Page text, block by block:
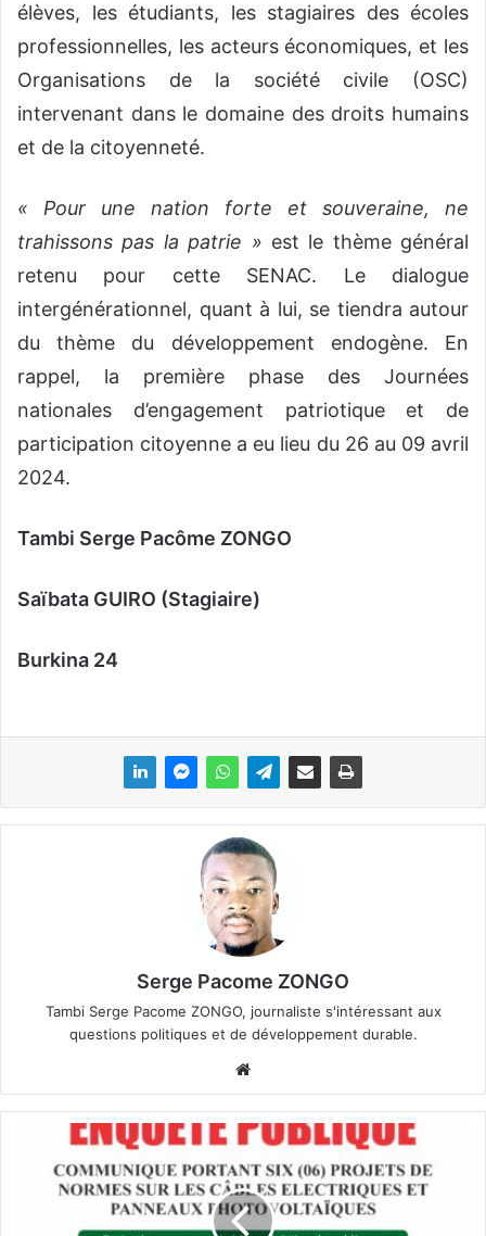
élèves, les étudiants, les stagiaires des écoles
professionnelles, les acteurs économiques, et les
Organisations de la société civile (OSC)
intervenant dans le domaine des droits humains
et de la citoyenneté.
« Pour une nation forte et souveraine, ne
trahissons pas la patrie » est le thème général
retenu pour cette SENAC. Le dialogue
intergénérationnel, quant à lui, se tiendra autour
du thème du développement endogène. En
rappel, la première phase des Journées
nationales d’engagement patriotique et de
participation citoyenne a eu lieu du 26 au 09 avril
2024.
Tambi Serge Pacôme ZONGO
Saïbata GUIRO (Stagiaire)
Burkina 24
Serge Pacome ZONGO
Tambi Serge Pacome ZONGO, journaliste s'intéressant aux
questions politiques et de développement durable.
bsi
te